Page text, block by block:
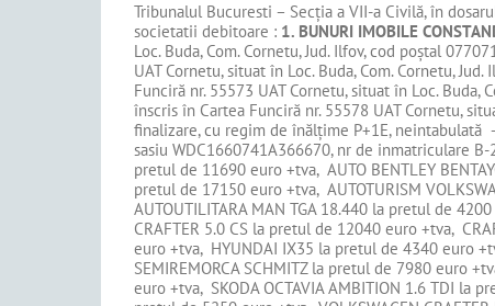
Tribunalul Bucuresti – Secţia a VII-a Civilă, în
societatii debitoare : 1. BUNURI IMOBILE
Loc. Buda, Com. Cornetu, Jud. Ilfov, cod poștal
UAT Cornetu, situat în Loc. Buda, Com. Cornetu,
Funciră nr. 55573 UAT Cornetu, situat în Loc.
înscris în Cartea Funciră nr. 55578 UAT Cornetu,
finalizare, cu regim de înălțime P+1E,
sasiu WDC1660741A366670, nr de inmatriculare
pretul de 11690 euro +tva, AUTO BENTLEY
pretul de 17150 euro +tva, AUTOTURISM
AUTOUTILITARA MAN TGA 18.440 la pretul de
CRAFTER 5.0 CS la pretul de 12040 euro +tva,
euro +tva, HYUNDAI IX35 la pretul de 4340 euro
SEMIREMORCA SCHMITZ la pretul de 7980 euro
euro +tva, SKODA OCTAVIA AMBITION 1.6 TDI la